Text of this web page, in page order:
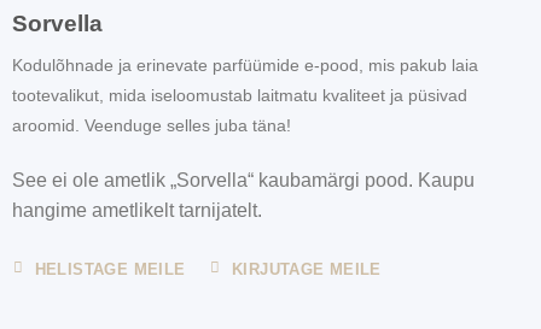
Sorvella
Kodulõhnade ja erinevate parfüümide e-pood, mis pakub laia
tootevalikut, mida iseloomustab laitmatu kvaliteet ja püsivad
aroomid. Veenduge selles juba täna!
See ei ole ametlik „Sorvella“ kaubamärgi pood. Kaupu
hangime ametlikelt tarnijatelt.
HELISTAGE MEILE KIRJUTAGE MEILE